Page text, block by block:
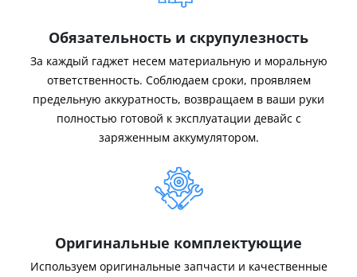
Обязательность и скрупулезность
За каждый гаджет несем материальную и моральную
ответственность. Соблюдаем сроки, проявляем
предельную аккуратность, возвращаем в ваши руки
полностью готовой к эксплуатации девайс с
заряженным аккумулятором.
Оригинальные комплектующие
Используем оригинальные запчасти и качественные